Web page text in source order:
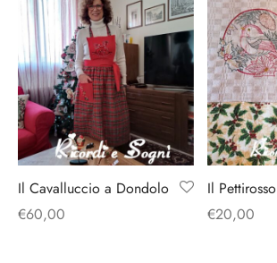
Il Cavalluccio a Dondolo
€60,00
Il Pettirosso
€20,00